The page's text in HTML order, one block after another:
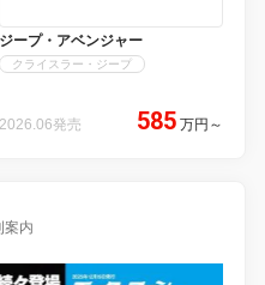
ジープ・アベンジャー
クライスラー・ジープ
2026.06発売 585 万円 ～
案内